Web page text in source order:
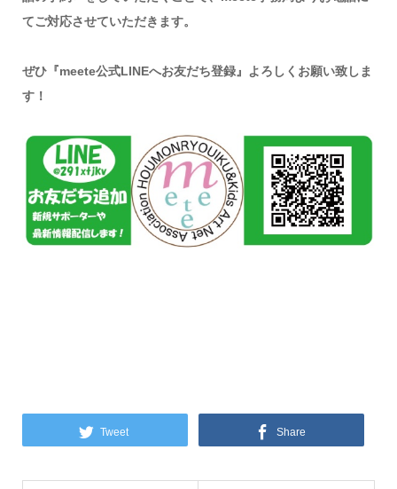
てご対応させていただきます。
ぜひ『meete公式LINEへお友だち登録』よろしくお願い致しま
す！
Tweet Share